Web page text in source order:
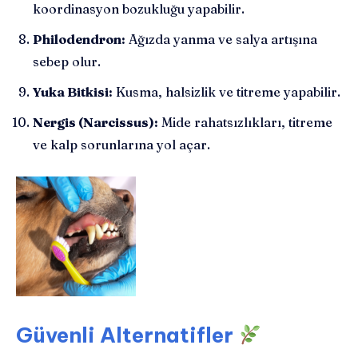
koordinasyon bozukluğu yapabilir.
Philodendron: Ağızda yanma ve salya artışına
sebep olur.
Yuka Bitkisi: Kusma, halsizlik ve titreme yapabilir.
Nergis (Narcissus): Mide rahatsızlıkları, titreme
ve kalp sorunlarına yol açar.
Güvenli Alternatifler